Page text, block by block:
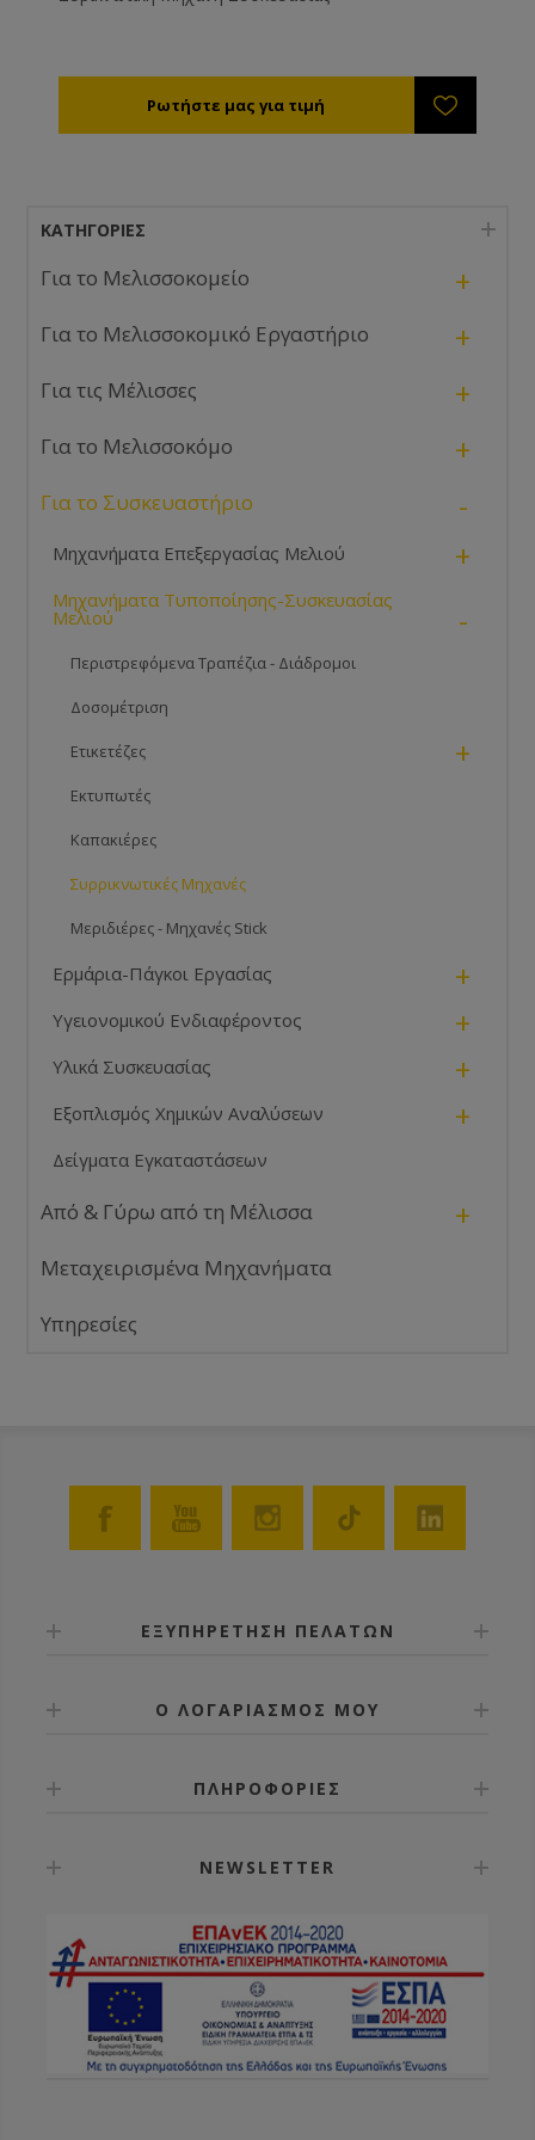
ΚΑΤΗΓΟΡΊΕΣ
Για το Μελισσοκομείο +
Για το Μελισσοκομικό Εργαστήριο +
Για τις Μέλισσες +
Για το Μελισσοκόμο +
Για το Συσκευαστήριο -
Μηχανήματα Επεξεργασίας Μελιού +
Μηχανήματα Τυποποίησης-Συσκευασίας
Μελιού -
Περιστρεφόμενα Τραπέζια - Διάδρομοι
Δοσομέτριση
Ετικετέζες +
Εκτυπωτές
Καπακιέρες
Συρρικνωτικές Μηχανές
Μεριδιέρες - Μηχανές Stick
Ερμάρια-Πάγκοι Εργασίας +
Υγειονομικού Ενδιαφέροντος +
Υλικά Συσκευασίας +
Εξοπλισμός Χημικών Αναλύσεων +
Δείγματα Εγκαταστάσεων
Από & Γύρω από τη Μέλισσα +
Μεταχειρισμένα Μηχανήματα
Υπηρεσίες
ΕΞΥΠΗΡΕΤΗΣΗ ΠΕΛΑΤΩΝ
Ο ΛΟΓΑΡΙΑΣΜΟΣ ΜΟΥ
ΠΛΗΡΟΦΟΡΙΕΣ
NEWSLETTER